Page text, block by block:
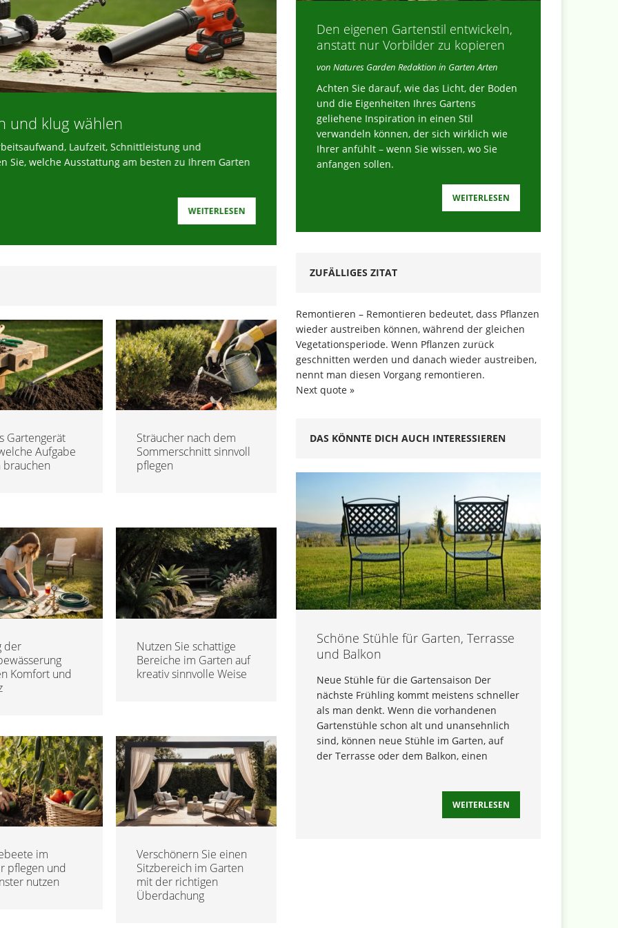
und klug wählen
Laufzeit, Schnittleistung und
Sie, welche Ausstattung am besten zu Ihrem Garten
WEITERLESEN
Mulchen im Spätsommer hält den Boden
Schütze durstige Spätsommergärten mit Mulch, der Feuchtigkeit
Welken verhindert – wenn du ihn richtig ausbringst.
Gartengerät
Aufgabe
Sträucher nach dem
Sommerschnitt sinnvoll
pflegen
der
Komfort und
Nutzen Sie schattige
Bereiche im Garten auf
kreativ sinnvolle Weise
im
pflegen und
nutzen
Verschönern Sie einen
Sitzbereich im Garten
mit der richtigen
Überdachung
Den eigenen Gartenstil entwickeln,
anstatt nur Vorbilder zu kopieren
von Natures Garden Redaktion in Garten Arten
Achten Sie darauf, wie das Licht, der Boden
und die Eigenheiten Ihres Gartens
geliehene Inspiration in einen Stil
verwandeln können, der sich wirklich wie
Ihrer anfühlt – wenn Sie wissen, wo Sie
anfangen sollen.
WEITERLESEN
ZUFÄLLIGES ZITAT
Remontieren – Remontieren bedeutet, dass Pflanzen
wieder austreiben können, während der gleichen
Vegetationsperiode. Wenn Pflanzen zurück
geschnitten werden und danach wieder austreiben,
nennt man diesen Vorgang remontieren.
Next quote »
DAS KÖNNTE DICH AUCH INTERESSIEREN
Schöne Stühle für Garten, Terrasse
und Balkon
Neue Stühle für die Gartensaison Der
nächste Frühling kommt meistens schneller
als man denkt. Wenn die vorhandenen
Gartenstühle schon alt und unansehnlich
sind, können neue Stühle im Garten, auf
der Terrasse oder dem Balkon, einen
WEITERLESEN